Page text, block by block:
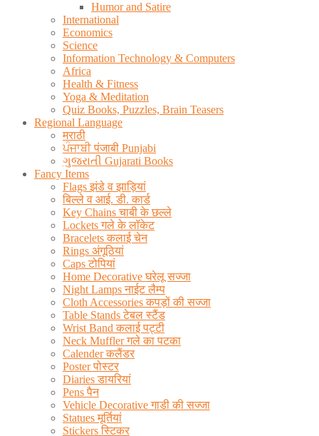
Humor and Satire
International
Economics
Science
Information Technology & Computers
Africa
Health & Fitness
Yoga & Meditation
Quiz Books, Puzzles, Brain Teasers
Regional Language
मराठी
ਪੰਜਾਬੀ पंजाबी Punjabi
ગુજરાતી Gujarati Books
Fancy Items
Flags झंडे व झाड़ियां
बिल्ले व आई. डी. कार्ड
Key Chains चाबी के छल्ले
Lockets गले के लॉकेट
Bracelets कलाई चेन
Rings अंगूठियां
Caps टोपियां
Home Decorative घरेलू सज्जा
Night Lamps नाईट लैम्प
Cloth Accessories कपड़ों की सज्जा
Table Stands टेबल स्टैंड
Wrist Band कलाई पट्टी
Neck Muffler गले का पटका
Calender कलैंडर
Poster पोस्टर
Diaries डायरियां
Pens पैन
Vehicle Decorative गाडी की सज्जा
Statues मूर्तियां
Stickers स्टिकर